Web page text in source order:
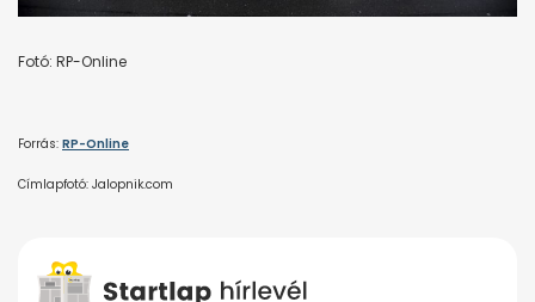
Fotó: RP-Online
Forrás: RP-Online
Címlapfotó: Jalopnik.com